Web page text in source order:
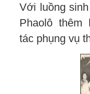
Với luồng
Phaolô thêm
tác phụng vụ